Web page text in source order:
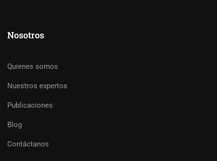
Nosotros
Quienes somos
Nuestros expertos
Publicaciones
Blog
Contáctanos